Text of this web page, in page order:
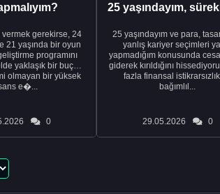
gerekirse, 24
21 yaşında bir oyun
programını
yaklaşık bir buçuk
olmayan bir yüksek
e�...
0
25 yaşındayım ve para,
yanlış kariyer seçimleri
yapmadığım konusunda
giderek kırıldığını
fazla finansal
bağımlıl...
29.05.2026 0